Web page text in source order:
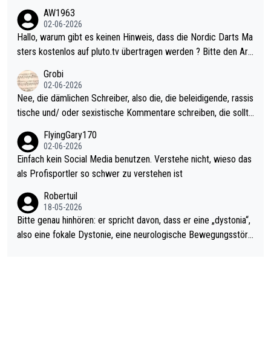
Allerdings ist Mitchell Lawrie als Nummer 1 der Welt eh qualifi
ziert. Somit ändert die automatische Qualifikation des Weltmei
sters erstmal nichts. Ich denke sie wollen damit für nächstes J
ohl wenig WDF Turniere spielen. Dies war bei Archie Self letzt
es Jahr der Fall. Er musste als amtierender Weltmeister durch
den Qualifier und ich glaube kaum, dass Mitchel sich das (in Ve
el hat.
AW1963
02-06-2026
Hallo, warum gibt es keinen Hinweis, dass die Nordic Darts Ma
sters kostenlos auf pluto.tv übertragen werden ? Bitte den Arti
Grobi
02-06-2026
Nee, die dämlichen Schreiber, also die, die beleidigende, rassis
tische und/ oder sexistische Kommentare schreiben, die sollte
s Leben in den Griff kriegen. Nur eins wundert mich: Luke Little
r war doch neulich erst derjenige, der über Social Media GvV p
rovoziert hat. Und Littlers Mutter schießt öfters mal gegen Ric
FlyingGary170
02-06-2026
Einfach kein Social Media benutzen. Verstehe nicht, wieso das
als Profisportler so schwer zu verstehen ist
Robertuil
18-05-2026
Bitte genau hinhören: er spricht davon, dass er eine „dystonia“,
also eine fokale Dystonie, eine neurologische Bewegungsstöru